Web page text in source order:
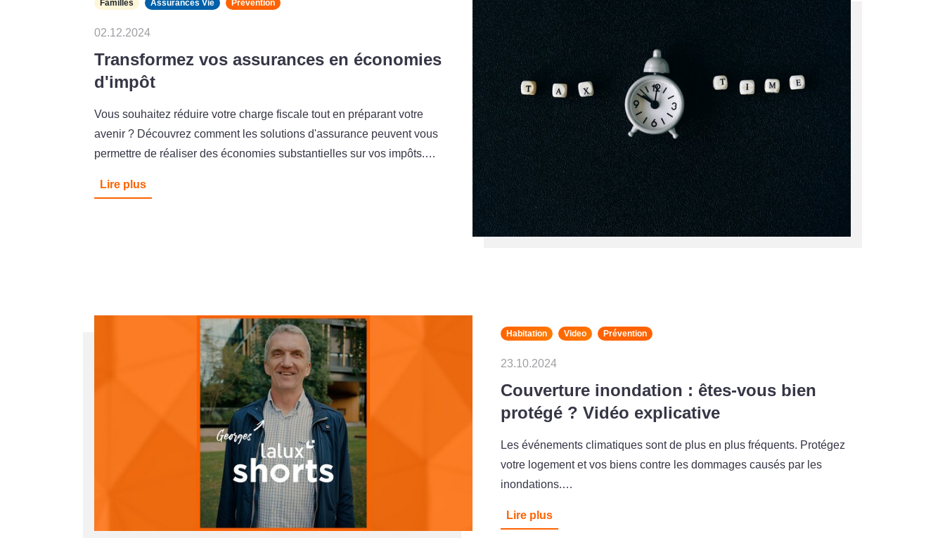
Familles Assurances Vie Prévention
02.12.2024
Transformez vos assurances en économies
d'impôt
Vous souhaitez réduire votre charge fiscale tout en préparant votre
avenir ? Découvrez comment les solutions d'assurance peuvent vous
permettre de réaliser des économies substantielles sur vos impôts.…
Lire plus
Habitation Video Prévention
23.10.2024
Couverture inondation : êtes-vous bien
protégé ? Vidéo explicative
Les événements climatiques sont de plus en plus fréquents. Protégez
votre logement et vos biens contre les dommages causés par les
inondations.…
Lire plus